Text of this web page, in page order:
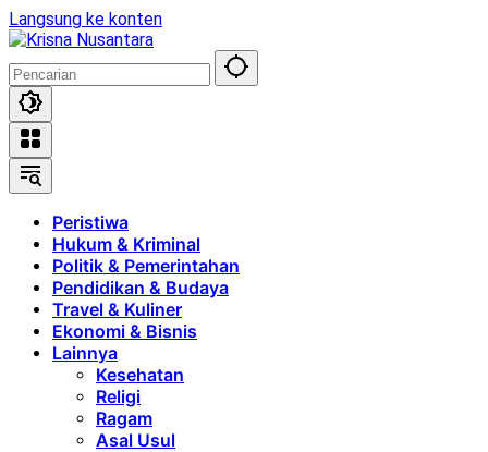
Langsung ke konten
Peristiwa
Hukum & Kriminal
Politik & Pemerintahan
Pendidikan & Budaya
Travel & Kuliner
Ekonomi & Bisnis
Lainnya
Kesehatan
Religi
Ragam
Asal Usul